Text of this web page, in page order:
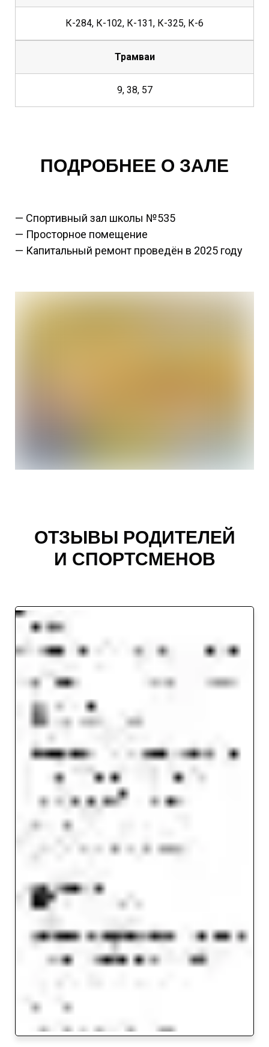
К-284, К-102, К-131, К-325, К-6
Трамваи
9, 38, 57
ПОДРОБНЕЕ О ЗАЛЕ
— Спортивный зал школы №535
— Просторное помещение
— Капитальный ремонт проведён в 2025 году
ОТЗЫВЫ РОДИТЕЛЕЙ
И СПОРТСМЕНОВ